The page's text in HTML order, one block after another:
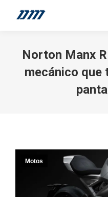
Norton Manx
mecánico que
Motos